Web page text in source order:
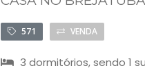
571 VENDA
3 dormitórios, sendo 1